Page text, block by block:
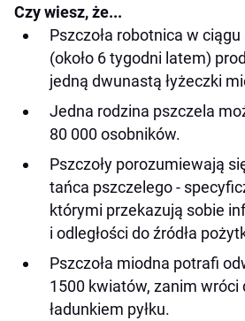
Czy wiesz, że...
Pszczoła robotnica w
(około 6 tygodni latem)
jedną dwunastą łyżeczki
Jedna rodzina pszczela
80 000 osobników.
Pszczoły porozumiewają
tańca pszczelego -
którymi przekazują sobie
i odległości do źródła
Pszczoła miodna potrafi
1500 kwiatów, zanim wróci
ładunkiem pyłku.